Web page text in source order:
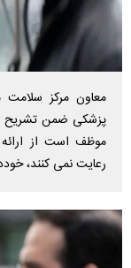
معاون مرکز
پزشکی ضمن تشریح
موظف است از
رعایت نمی کنند،